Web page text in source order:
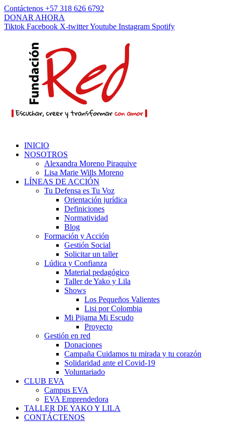
Contáctenos +57 318 626 6792
DONAR AHORA
Tiktok Facebook X-twitterYoutube Instagram Spotify
INICIO
NOSOTROS
Alexandra Moreno Piraquive
Lisa Marie Wills Moreno
LÍNEAS DE ACCIÓN
Tu Defensa es Tu Voz
Orientación jurídica
Definiciones
Normatividad
Blog
Formación y Acción
Gestión Social
Solicitar un taller
Lúdica y Confianza
Material pedagógico
Taller de Yako y Lila
Shows
Los Pequeños Valientes
Lisi por Colombia
Mi Pijama Mi Escudo
Proyecto
Gestión en red
Donaciones
Campaña Cuidamos tu mirada y tu corazón
Solidaridad ante el Covid-19
Voluntariado
CLUB EVA
Campus EVA
EVA Emprendedora
TALLER DE YAKO Y LILA
CONTÁCTENOS